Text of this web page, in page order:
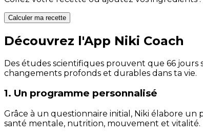
Calculer ma recette
Découvrez l'App Niki Coach
Des études scientifiques prouvent que 66 jours
changements profonds et durables dans ta vie.
1. Un programme personnalisé
Grâce à un questionnaire initial, Niki élabore
santé mentale, nutrition, mouvement et vitalité.